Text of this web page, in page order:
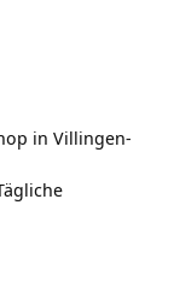
in Villingen-